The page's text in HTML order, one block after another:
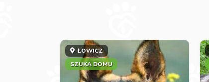
ŁOWICZ
SZUKA DOMU